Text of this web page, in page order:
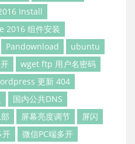
Install
2016 组件安装
Pandownload
ubuntu
wget ftp 用户名密码
更新 404
国内公共DNS
屏幕亮度调节
屏闪
开
微信PC端多开